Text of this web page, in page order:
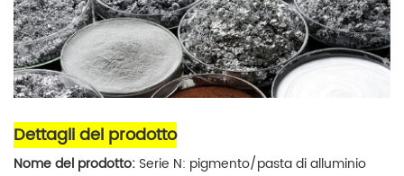
Dettagli del prodotto
Nome del prodotto: Serie N: pigmento/pasta di alluminio